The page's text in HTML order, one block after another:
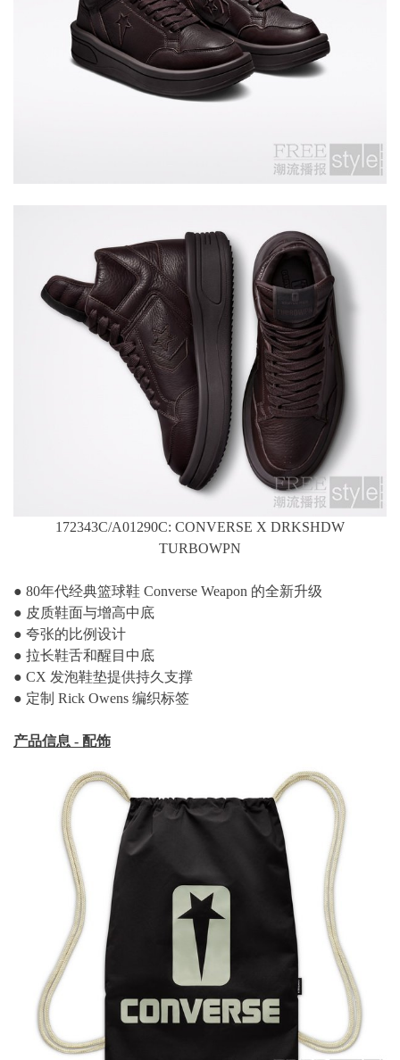
172343C/A01290C: CONVERSE X DRKSHDW
TURBOWPN
● 80年代经典篮球鞋 Converse Weapon 的全新升级
● 皮质鞋面与增高中底
● 夸张的比例设计
● 拉长鞋舌和醒目中底
● CX 发泡鞋垫提供持久支撑
● 定制 Rick Owens 编织标签
产品信息 - 配饰